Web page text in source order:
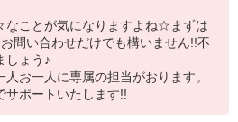
なことが気になりますよね☆まずは
問い合わせだけでも構いません!!不
しょう♪
お一人に専属の担当がおります。
サポートいたします!!